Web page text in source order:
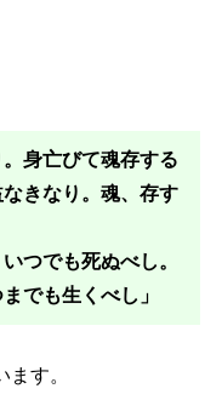
身亡びて魂存する
きなり。魂、存す
つでも死ぬべし。
でも生くべし」
す。